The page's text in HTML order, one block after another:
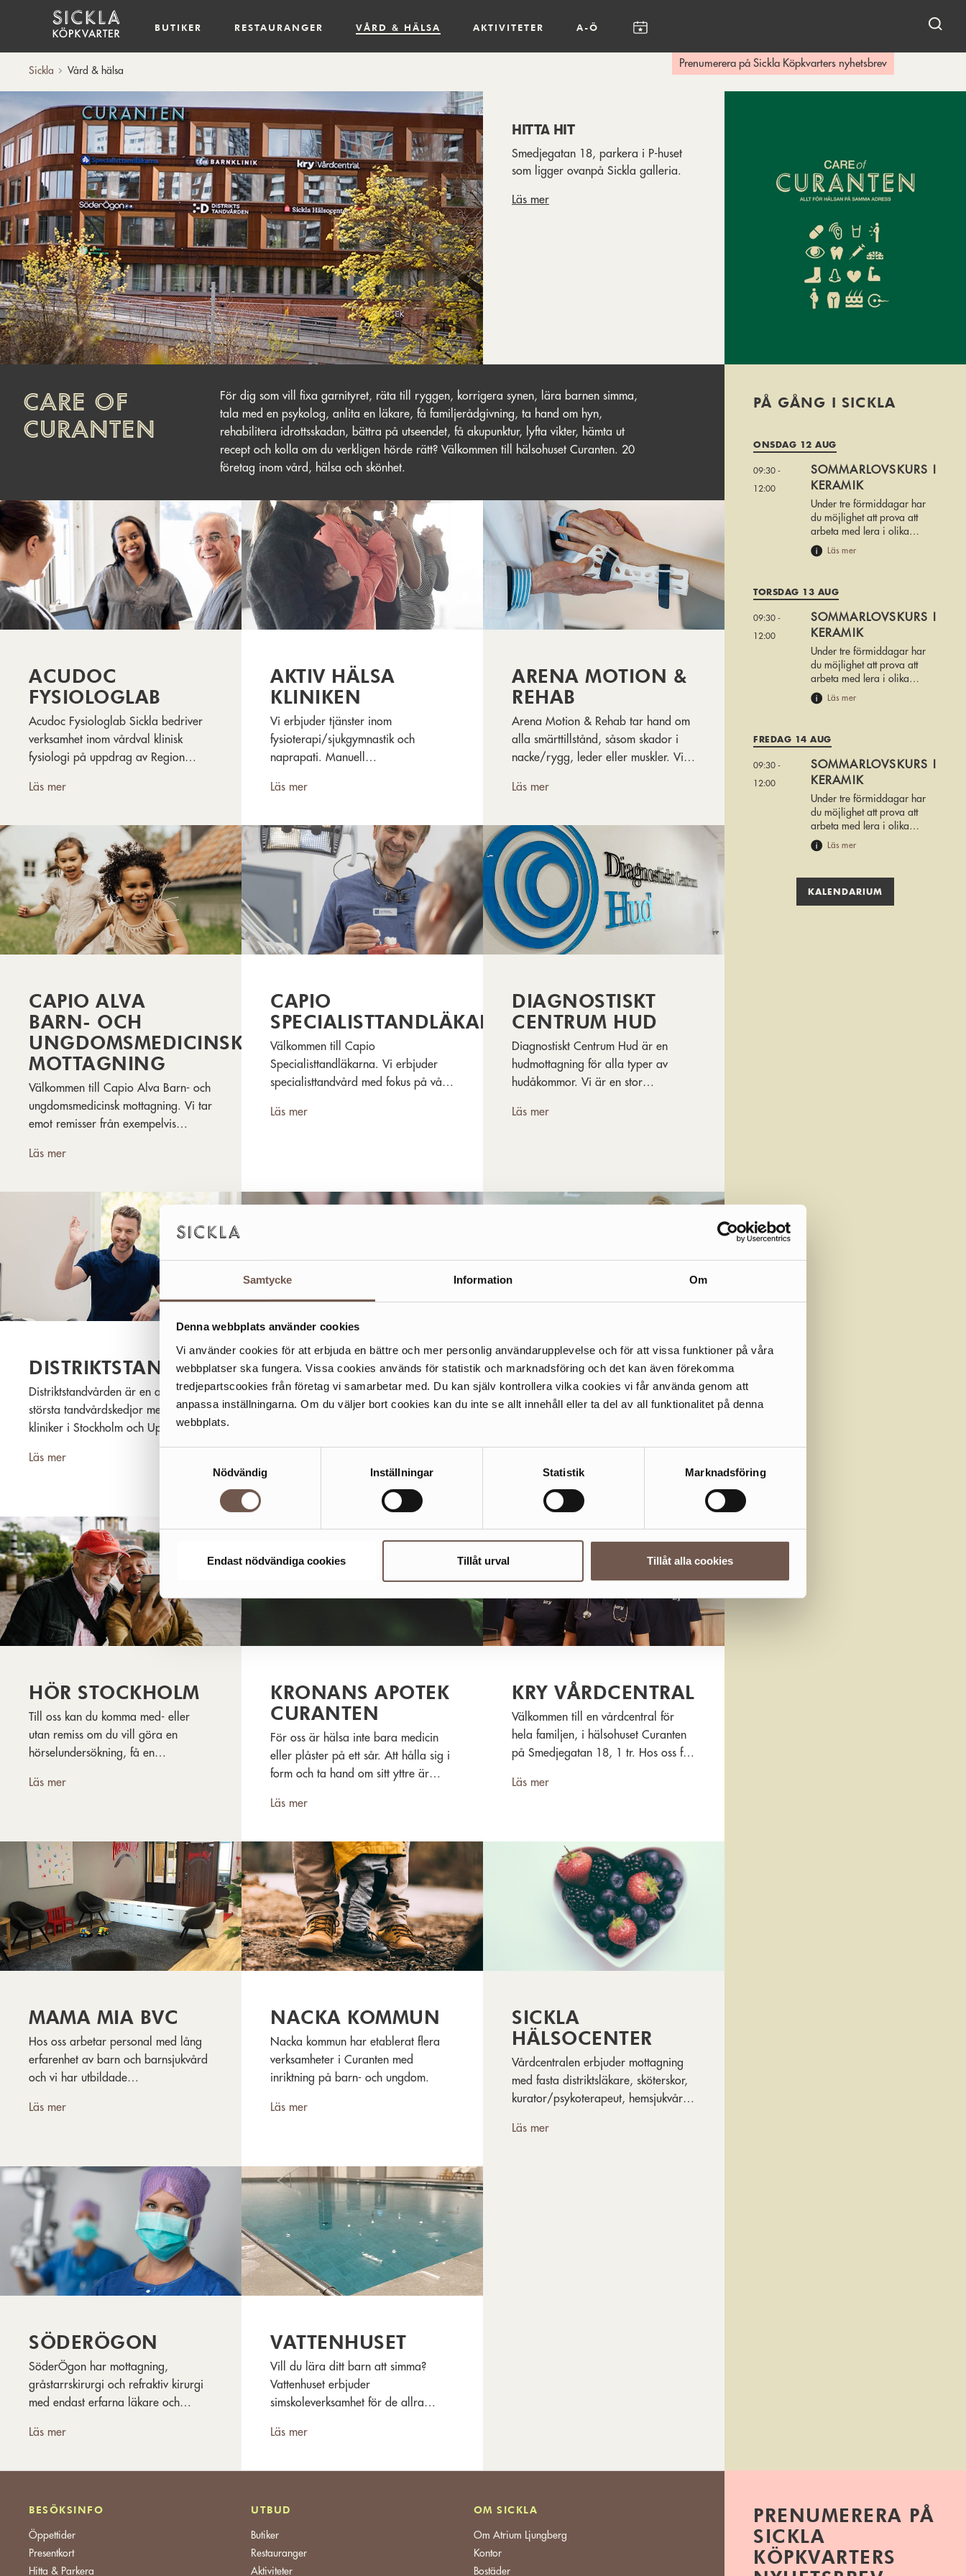
Samtycke Information Om
Denna webbplats använder cookies
Vi använder cookies för att erbjuda en bättre och mer personlig användarupplevelse och för att vissa funktioner på våra
webbplatser ska fungera. Vissa cookies används för statistik och marknadsföring och det kan även förekomma
tredjepartscookies från företag vi samarbetar med. Du kan själv kontrollera vilka cookies vi får använda genom att
anpassa inställningarna. Om du väljer bort cookies kan du inte se allt innehåll eller ta del av all funktionalitet på denna
webbplats.
Nödvändig
Inställningar Statistik Marknadsföring
Endast nödvändiga cookies Tillåt urval Tillåt alla cookies
BUTIKER RESTAURANGER VÅRD & HÄLSA AKTIVITETER A-Ö
Prenumerera på Sickla Köpkvarters nyhetsbrev
Sickla Vård & hälsa
HITTA HIT
Smedjegatan 18, parkera i P-huset
som ligger ovanpå Sickla galleria.
Läs mer
CARE OF
CURANTEN
För dig som vill fixa garnityret, räta till ryggen, korrigera synen, lära barnen simma,
tala med en psykolog, anlita en läkare, få familjerådgivning, ta hand om hyn,
rehabilitera idrottsskadan, bättra på utseendet, få akupunktur, lyfta vikter, hämta ut
recept och kolla om du verkligen hörde rätt? Välkommen till hälsohuset Curanten. 20
företag inom vård, hälsa och skönhet.
ACUDOC
FYSIOLOGLAB
Acudoc Fysiologlab Sickla bedriver
verksamhet inom vårdval klinisk
fysiologi på uppdrag av Region
utför olika typer av fysiologiska
inriktning på hjärta, kärl och lungor.
Läs mer
AKTIV HÄLSA
KLINIKEN
Vi erbjuder tjänster inom
fysioterapi/sjukgymnastik och
naprapati. Manuell
idrottsmedicin, rehabträning,
mediyoga, samt fysisk aktivitet på
recept – FaR.
Läs mer
ARENA MOTION &
REHAB
Arena Motion & Rehab tar hand om
alla smärttillstånd, såsom skador i
nacke/rygg, leder eller muskler. Vi
behandling och vid behov
kommer tillbaka till ett smärtfritt och
aktivt liv.
Läs mer
CAPIO ALVA
BARN- OCH
UNGDOMSMEDICINSK
MOTTAGNING
Välkommen till Capio Alva Barn- och
ungdomsmedicinsk mottagning. Vi tar
emot remisser från exempelvis
skolhälsovård.
Läs mer
CAPIO
SPECIALISTTANDLÄKARNA
Välkommen till Capio
Specialisttandläkarna. Vi erbjuder
specialisttandvård med fokus på vård
tandlossning och tandlöshet.
Läs mer
DIAGNOSTISKT
CENTRUM HUD
Diagnostiskt Centrum Hud är en
hudmottagning för alla typer av
hudåkommor. Vi är en stor
lång erfarenhet från
Läs mer
DISTRIKTSTANDVÅRDEN
Distriktstandvården är en av Sveriges
största tandvårdskedjor med 30
kliniker i Stockholm och Uppsala.
Som patient hos oss är du prioriterad
för allmäntandvård, akuttandvård,
Läs mer
FRISKIS&SVETTIS
Den nya träningsanläggningen
Friskis&Svettis Sickla är 1545 kvm
luftiga och överblickbara träningsytor
HUDVÅRDSHÖGSKOLAN
IBS
spaterapeututbildning sedan 1995. I
kundkliniken kan du unna dig
fantastiska priser.
Läs mer
HÖR STOCKHOLM
Till oss kan du komma med- eller
utan remiss om du vill göra en
hörselundersökning, få en
hörselskydd eller om du redan vet att
Läs mer
KRONANS APOTEK
CURANTEN
För oss är hälsa inte bara medicin
eller plåster på ett sår. Att hålla sig i
form och ta hand om sitt yttre är
Kronans Apotek hjälper vi dig att må
Läs mer
KRY VÅRDCENTRAL
Välkommen till en vårdcentral för
hela familjen, i hälsohuset Curanten
på Smedjegatan 18, 1 tr. Hos oss får
behöver det – oftast redan samma
Läs mer
MAMA MIA BVC
Hos oss arbetar personal med lång
erfarenhet av barn och barnsjukvård
och vi har utbildade
allmänmedicin med inriktning barn.
Läs mer
NACKA KOMMUN
Nacka kommun har etablerat flera
verksamheter i Curanten med
inriktning på barn- och ungdom.
Läs mer
SICKLA
HÄLSOCENTER
Vårdcentralen erbjuder mottagning
med fasta distriktsläkare, sköterskor,
kurator/psykoterapeut, hemsjukvård,
sjukgymnastik.
Läs mer
SÖDERÖGON
SöderÖgon har mottagning,
gråstarrskirurgi och refraktiv kirurgi
med endast erfarna läkare och
Läs mer
VATTENHUSET
Vill du lära ditt barn att simma?
Vattenhuset erbjuder
simskoleverksamhet för de allra
lokaler i Curanten.
Läs mer
PÅ GÅNG I SICKLA
ONSDAG 12 AUG
09:30 -
12:00
SOMMARLOVSKURS I
KERAMIK
Under tre förmiddagar har
du möjlighet att prova att
arbeta med lera i olika
tekniker.
Läs mer
TORSDAG 13 AUG
09:30 -
12:00
SOMMARLOVSKURS I
KERAMIK
Under tre förmiddagar har
du möjlighet att prova att
arbeta med lera i olika
tekniker.
Läs mer
FREDAG 14 AUG
09:30 -
12:00
SOMMARLOVSKURS I
KERAMIK
Under tre förmiddagar har
du möjlighet att prova att
arbeta med lera i olika
tekniker.
Läs mer
KALENDARIUM
BESÖKSINFO
Öppettider
Presentkort
Hitta & Parkera
UTBUD
Butiker
Restauranger
Aktiviteter
OM SICKLA
Om Atrium Ljungberg
Kontor
Bostäder
PRENUMERERA PÅ
SICKLA
KÖPKVARTERS